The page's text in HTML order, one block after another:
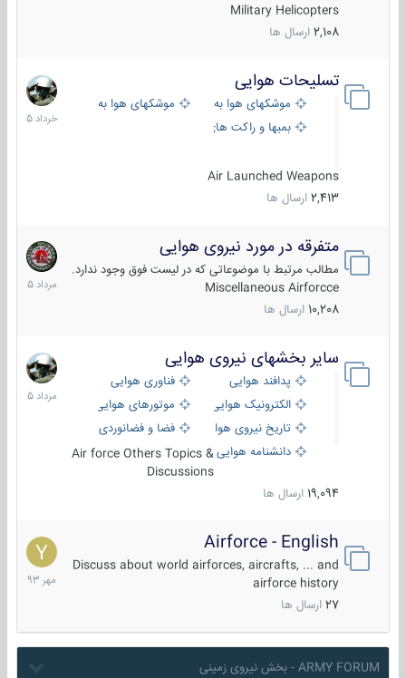
Military Helicopters
2,108 ارسال ها
تسلیحات هوایی
موشکهای هوا به هوا
موشکهای هوا به سطح
بمبها و راکت های هوایی
Air Launched Weapons
2,413 ارسال ها
30
خرداد
1405
متفرقه در مورد نیروی هوایی
مطالب مرتبط با موضوعاتی که در لیست فوق وجود ندارد.
Miscellaneous Airforcce
10,208 ارسال ها
7
مرداد
1405
سایر بخشهای نیروی هوایی
پدافند هوایی
فناوری هوایی
الکترونیک هوایی
موتورهای هوایی
تاریخ نیروی هوایی
فضا و فضانوردی
دانشنامه هواییAir force Others Topics &
Discussions
19,094 ارسال ها
2
مرداد
1405
Airforce - English
Discuss about world airforces, aircrafts, ... and
airforce history
27 ارسال ها
15
مهر
1393
ARMY FORUM - بخش نیروی زمینی